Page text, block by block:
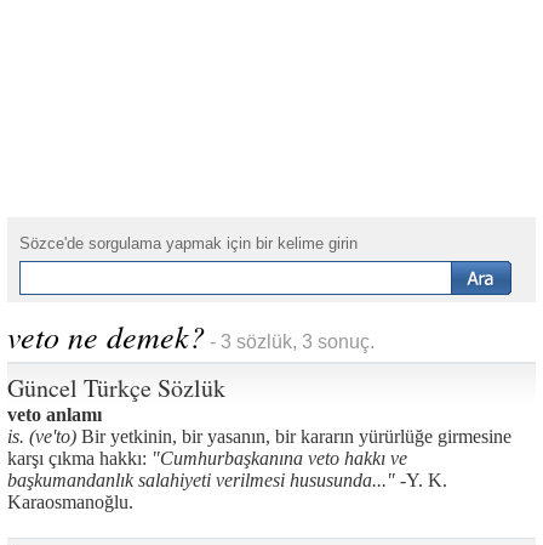
Sözce'de sorgulama yapmak için bir kelime girin
veto ne demek? - 3 sözlük, 3 sonuç.
Güncel Türkçe Sözlük
veto anlamı
is. (ve'to) Bir yetkinin, bir yasanın, bir kararın yürürlüğe girmesine
karşı çıkma hakkı: "Cumhurbaşkanına veto hakkı ve
başkumandanlık salahiyeti verilmesi hususunda..." -Y. K.
Karaosmanoğlu.